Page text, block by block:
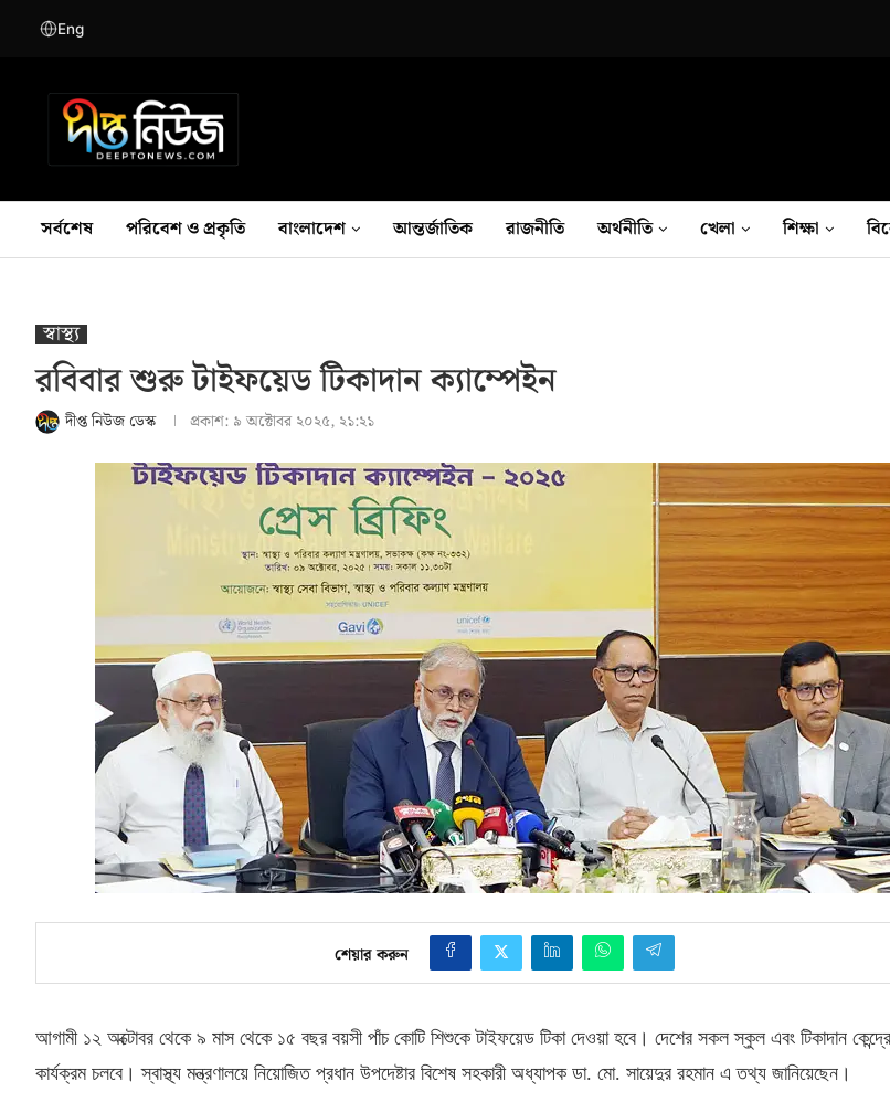
Eng
সর্বশেষ পরিবেশ ও প্রকৃতি বাংলাদেশ আন্তর্জাতিক রাজনীতি অর্থনীতি খেলা শিক্ষা
স্বাস্থ‍্য
রবিবার শুরু টাইফয়েড টিকাদান ক্যাম্পেইন
দীপ্ত নিউজ ডেস্ক প্রকাশ: ৯ অক্টোবর ২০২৫, ২১:২১
শেয়ার করুন
আগামী ১২ অক্টোবর থেকে ৯ মাস থেকে ১৫ বছর বয়সী পাঁচ কোটি শিশুকে টাইফয়েড টিকা দেওয়া হবে। দেশের সকল স্কুল এবং টিকাদান
কার্যক্রম চলবে। স্বাস্থ্য মন্ত্রণালয়ে নিয়োজিত প্রধান উপদেষ্টার বিশেষ সহকারী অধ্যাপক ডা. মো. সায়েদুর রহমান এ তথ্য জানিয়েছেন।